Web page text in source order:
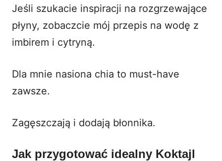
Jeśli szukacie inspiracji na rozgrzewające
płyny, zobaczcie mój przepis na wodę z
imbirem i cytryną.
Dla mnie nasiona chia to must-have
zawsze.
Zagęszczają i dodają błonnika.
Jak przygotować idealny Koktajl